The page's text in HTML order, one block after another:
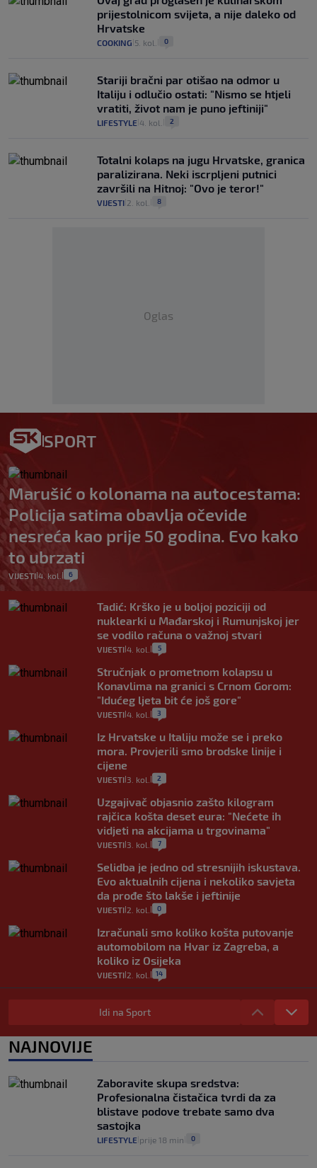
prijestolnicom svijeta, a nije daleko od
Hrvatske
COOKING 5. kol. 0
Stariji bračni par otišao na odmor u
Italiju i odlučio ostati: "Nismo se htjeli
vratiti, život nam je puno jeftiniji"
LIFESTYLE 4. kol. 2
Totalni kolaps na jugu Hrvatske, granica
paralizirana. Neki iscrpljeni putnici
završili na Hitnoj: "Ovo je teror!"
VIJESTI 2. kol. 8
Oglas
SPORT
Marušić o kolonama na autocestama:
Policija satima obavlja očevide
nesreća kao prije 50 godina. Evo kako
to ubrzati
VIJESTI 4. kol. 6
Tadić: Krško je u boljoj poziciji od
nuklearki u Mađarskoj i Rumunjskoj jer
se vodilo računa o važnoj stvari
VIJESTI 4. kol. 5
Stručnjak o prometnom kolapsu u
Konavlima na granici s Crnom Gorom:
"Idućeg ljeta bit će još gore"
VIJESTI 4. kol. 3
Iz Hrvatske u Italiju može se i preko
mora. Provjerili smo brodske linije i
cijene
VIJESTI 3. kol. 2
Uzgajivač objasnio zašto kilogram
rajčica košta deset eura: "Nećete ih
vidjeti na akcijama u trgovinama"
VIJESTI 3. kol. 7
Selidba je jedno od stresnijih iskustava.
Evo aktualnih cijena i nekoliko savjeta
da prođe što lakše i jeftinije
VIJESTI 2. kol. 0
Izračunali smo koliko košta putovanje
automobilom na Hvar iz Zagreba, a
koliko iz Osijeka
VIJESTI 2. kol. 14
"Kći je otišla na more, a zaboravila
zdravstvenu iskaznicu". Kakva su prava
pacijenata izvan mjesta prebivališta?
1
Plenković na 15 dana ukine mjere: "Ne bi
se dogodilo ništa. Vlada se zaljubila u te
intervencije"
30. srp. 25
Idi na Sport
NAJNOVIJE
Zaboravite skupa sredstva:
Profesionalna čistačica tvrdi da za
blistave podove trebate samo dva
sastojka
LIFESTYLE prije 18 min 0